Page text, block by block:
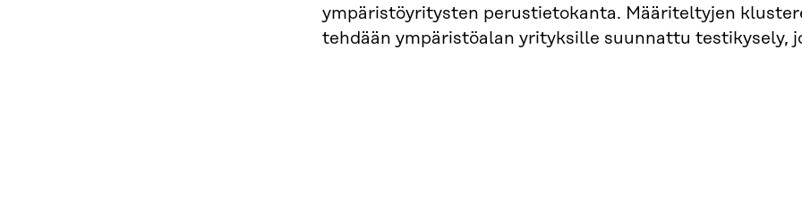
ympäristöyritysten perustietokanta. Määriteltyjen
tehdään ympäristöalan yrityksille suunnattu testikysely,